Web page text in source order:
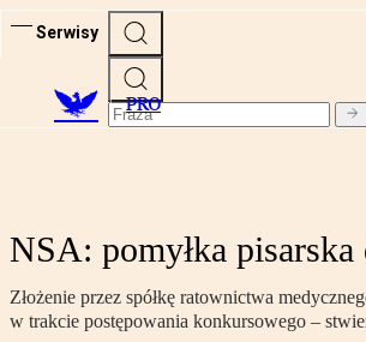
Serwisy
PRO
NSA: pomyłka
Złożenie przez spółkę ratownictwa
w trakcie postępowania konkursowego –